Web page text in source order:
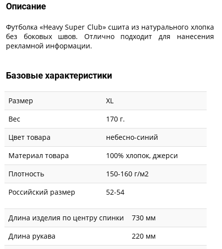
Описание
Футболка «Heavy Super Club» сшита из натурального хлопка
без боковых швов. Отлично подходит для нанесения
рекламной информации.
Базовые характеристики
Размер
XL
Вес
170 г.
Цвет товара
небесно-синий
Материал товара
100% хлопок, джерси
Плотность
150-160 г/м2
Российский размер
52-54
Длина изделия по центру спинки
730 мм
Длина рукава
220 мм